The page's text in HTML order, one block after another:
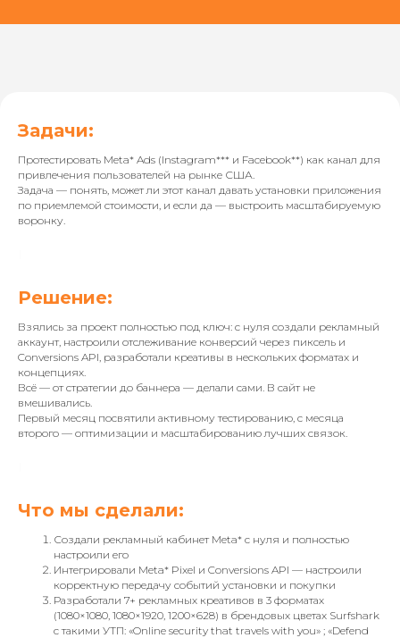
Задачи:
Протестировать Meta* Ads (Instagram*** и Facebook**) как канал для
привлечения пользователей на рынке США.
Задача — понять, может ли этот канал давать установки приложения
по приемлемой стоимости, и если да — выстроить масштабируемую
воронку.
Решение:
Взялись за проект полностью под ключ: с нуля создали рекламный
аккаунт, настроили отслеживание конверсий через пиксель и
Conversions API, разработали креативы в нескольких форматах и
концепциях.
Всё — от стратегии до баннера — делали сами. В сайт не
вмешивались.
Первый месяц посвятили активному тестированию, с месяца
второго — оптимизации и масштабированию лучших связок.
Что мы сделали:
Создали рекламный кабинет Meta* с нуля и полностью
настроили его
Интегрировали Meta* Pixel и Conversions API — настроили
корректную передачу событий установки и покупки
Разработали 7+ рекламных креативов в 3 форматах
(1080×1080, 1080×1920, 1200×628) в брендовых цветах Surfshark
с такими УТП: «Online security that travels with you» ; «Defend